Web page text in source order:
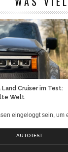
Cruiser im Test:
Welt
eingeloggt sein, um
AUTOTEST